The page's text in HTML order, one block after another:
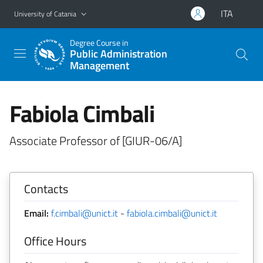
Go to main content
Go to navigation menu
University of Catania ITA
Degree Course in
Public Administration
Management
Fabiola Cimbali
Associate Professor of [GIUR-06/A]
Contacts
Email: f.cimbali@unict.it - fabiola.cimbali@unict.it
Office Hours